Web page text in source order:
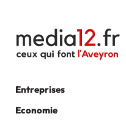
Entreprises
Economie